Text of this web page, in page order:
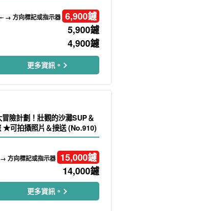
→ 方向標記或指示器 6,900鑢
5,900鑢
4,900鑢
更多資訊。
險計劃！壯觀的沙灘SUP＆
★可拍攝照片＆接送 (No.910)
方向標記或指示器 15,000鑢
14,000鑢
更多資訊。